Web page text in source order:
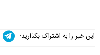
این خبر را به اشتراک بگذارید: